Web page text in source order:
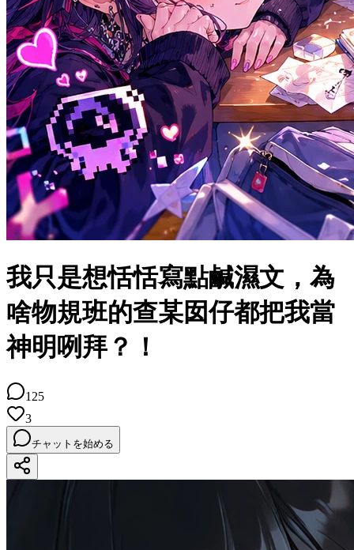
我只是想恬恬寫點鹹濕文，為
啥物規班的查某囡仔都把我當
神明咧拜？！
125
3
チャットを始める